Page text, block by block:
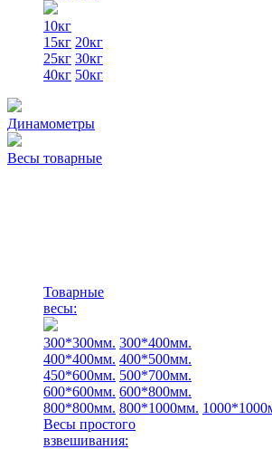
10кг
15кг 20кг
25кг 30кг
40кг 50кг
Динамометры
Весы товарные
Товарные
весы:
300*300мм. 300*400мм.
400*400мм. 400*500мм.
450*600мм. 500*700мм.
600*600мм. 600*800мм.
800*800мм. 800*1000мм.
Весы простого
взвешивания: